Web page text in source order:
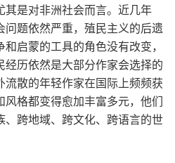
是对非洲社会而言。近几年
问题依然严重，殖民主义的后遗
启蒙的工具的角色没有改变，
历依然是大部分作家会选择的
散的年轻作家在国际上频频获
格都变得愈加丰富多元，他们
、跨地域、跨文化、跨语言的世